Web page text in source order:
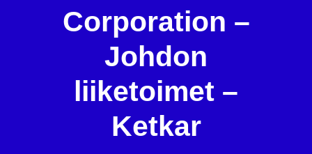
Corporation –
Johdon
liiketoimet –
Ketkar